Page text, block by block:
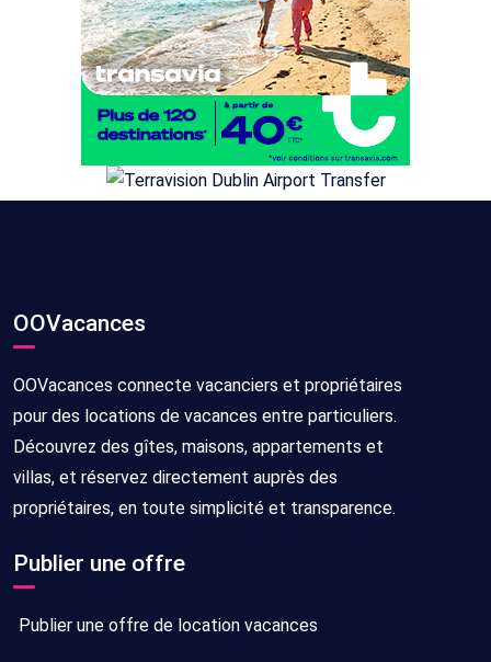
OOVacances
OOVacances connecte vacanciers et propriétaires
pour des locations de vacances entre particuliers.
Découvrez des gîtes, maisons, appartements et
villas, et réservez directement auprès des
propriétaires, en toute simplicité et transparence.
Publier une offre
Publier une offre de location vacances